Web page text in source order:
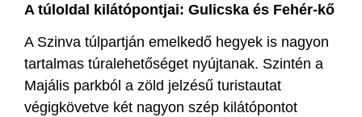
A túloldal kilátópontjai: Gulicska és Fehér-kő
A Szinva túlpartján emelkedő hegyek is nagyon
tartalmas túralehetőséget nyújtanak. Szintén a
Majális parkból a zöld jelzésű turistautat
végigkövetve két nagyon szép kilátópontot